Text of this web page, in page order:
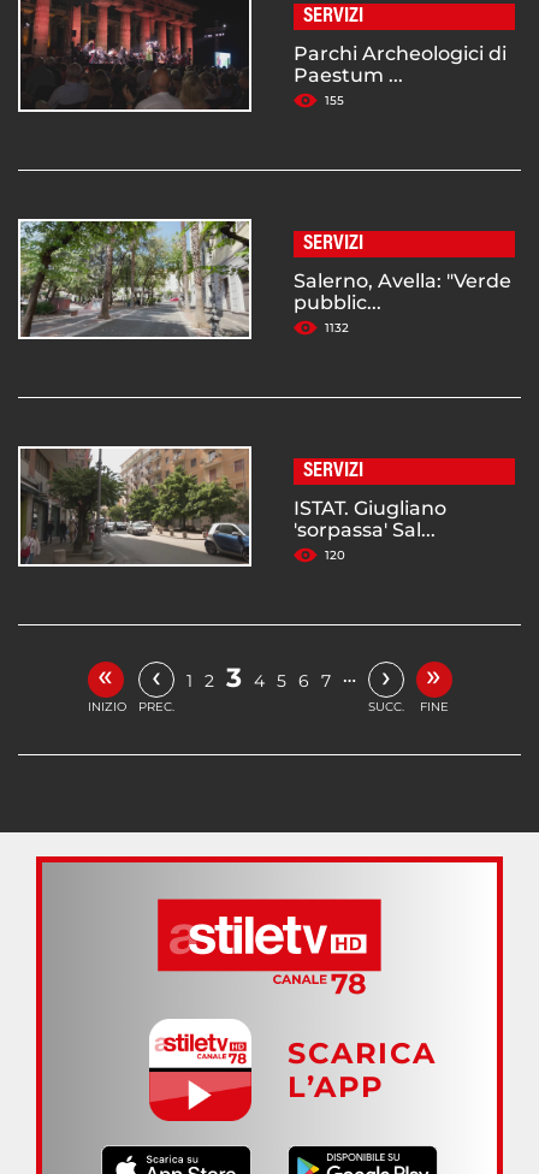
SERVIZI
Parchi Archeologici di
Paestum ...
155
SERVIZI
Salerno, Avella: "Verde
pubblic...
1132
SERVIZI
ISTAT. Giugliano
'sorpassa' Sal...
120
«
INIZIO
‹
PREC.
1 2 3 4 5 6 7 … ›
SUCC.
»
FINE
SCARICA
L’APP